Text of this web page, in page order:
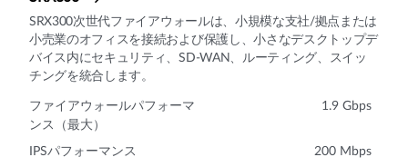
SRX300次世代ファイアウォールは、小規模な支社/拠点または
小売業のオフィスを接続および保護し、小さなデスクトップデ
バイス内にセキュリティ、SD-WAN、ルーティング、スイッ
チングを統合します。
ファイアウォールパフォーマ
ンス（最大）
1.9 Gbps
IPSパフォーマンス 200 Mbps